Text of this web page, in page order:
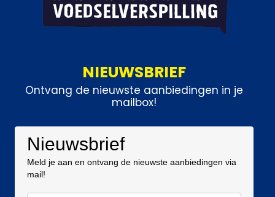
NIEUWSBRIEF
Ontvang de nieuwste aanbiedingen in je
mailbox!
Nieuwsbrief
Meld je aan en ontvang de nieuwste aanbiedingen via
mail!